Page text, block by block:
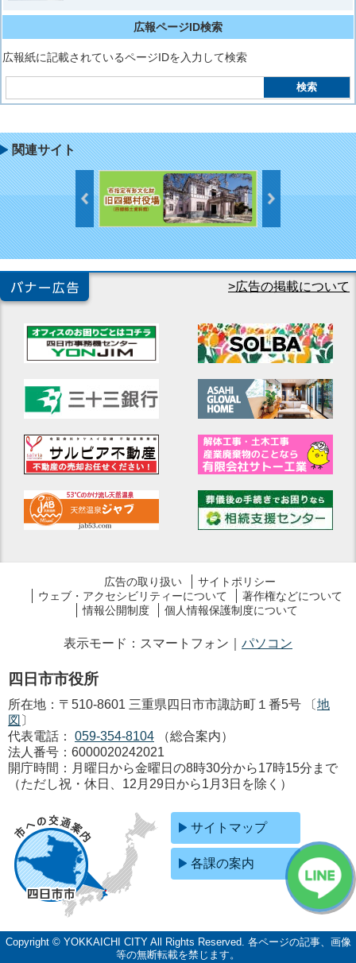
広報ページID検索
広報紙に記載されているページIDを入力して検索
関連サイト
バナー広告 広告の掲載について
広告の取り扱い
サイトポリシー
ウェブ・アクセシビリティーについて
著作権などについて
情報公開制度
個人情報保護制度について
表示モード：スマートフォン｜ パソコン
四日市市役所
所在地：〒510-8601 三重県四日市市諏訪町１番5号 〔地
図 〕
代表電話：
059-354-8104
（総合案内）
法人番号：6000020242021
開庁時間：月曜日から金曜日の8時30分から17時15分まで
（ただし祝・休日、12月29日から1月3日を除く）
サイトマップ
各課の案内
Copyright © YOKKAICHI CITY All Rights Reserved. 各ページの記事、画像
等の無断転載を禁じます。